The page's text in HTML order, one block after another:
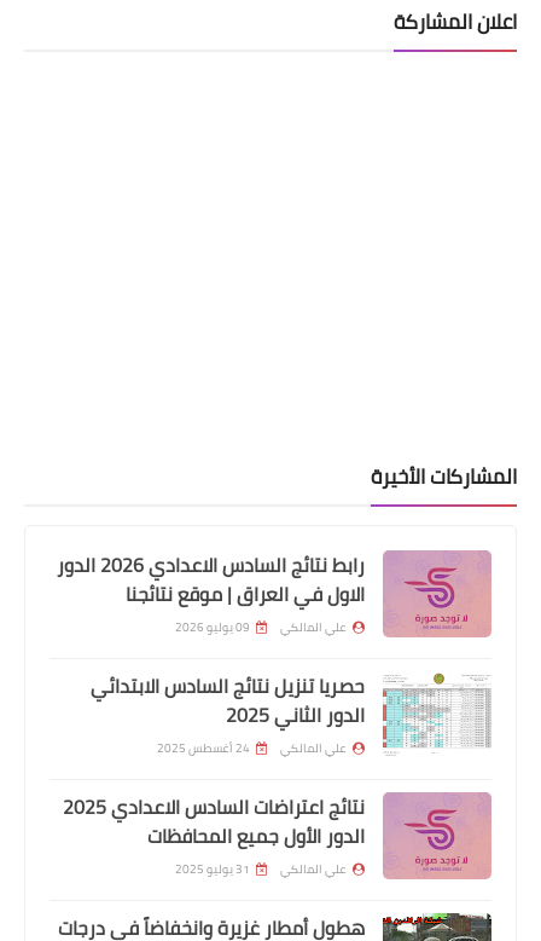
اسماء االرعاية الاجتماعية
اسماء المشمولين بالرعاية الاجتماعية عن
طريق النواب
اسماء االرعاية الاجتماعية
اعلان المشاركة
المشاركات الأخيرة
رابط نتائج السادس الاعدادي 2026 الدور
الاول في العراق | موقع نتائجنا
علي المالكي 09 يوليو 2026
حصريا تنزيل نتائج السادس الابتدائي
الدور الثاني 2025
علي المالكي 24 أغسطس 2025
نتائج اعتراضات السادس الاعدادي 2025
الدور الأول جميع المحافظات
علي المالكي 31 يوليو 2025
هطول أمطار غزيرة وانخفاضاً في درجات